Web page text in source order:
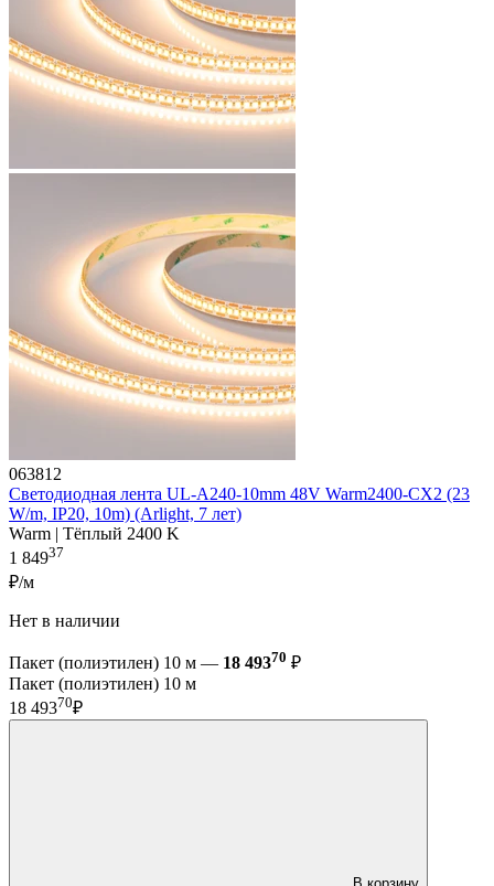
063812
Светодиодная лента UL-A240-10mm 48V Warm2400-CX2 (23
W/m, IP20, 10m) (Arlight, 7 лет)
Warm | Тёплый 2400 K
1 84937
₽/м
Нет в наличии
Пакет (полиэтилен) 10 м — 18 49370 ₽
Пакет (полиэтилен) 10 м
18 49370₽